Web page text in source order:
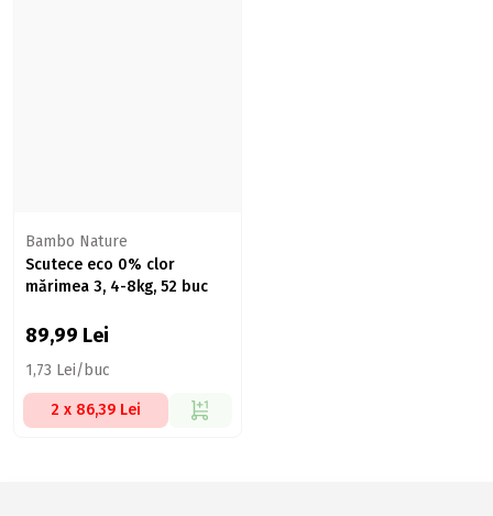
Bambo Nature
Scutece eco 0% clor
mărimea 3, 4-8kg, 52 buc
89,99 Lei
1,73 Lei/buc
2 x 86,39 Lei